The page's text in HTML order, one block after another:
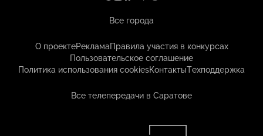
Все города
О проектеРекламаПравила участия в конкурсах
Пользовательское соглашение
Политика использования cookiesКонтактыТехподдержка
Все телепередачи в Саратове